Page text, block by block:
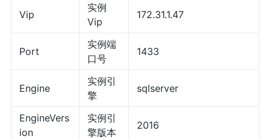
Vip
实例
Vip
172.31.1.47
Port
实例端
口号
1433
Engine
实例引
擎
sqlserver
EngineVers
ion
实例引
擎版本
2016